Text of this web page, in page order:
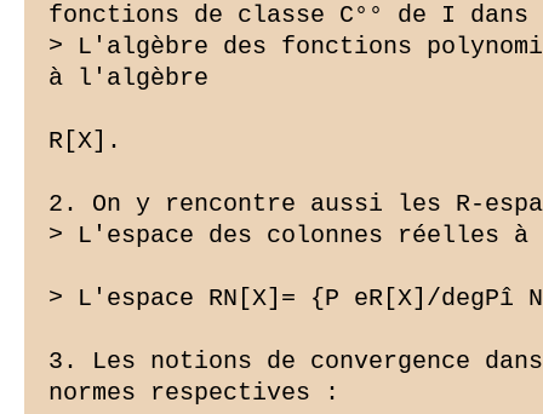
fonctions de classe C°° de I dans
> L'algèbre des fonctions
à l'algèbre
R[X].
2. On y rencontre aussi les R-
> L'espace des colonnes réelles
> L'espace RN[X]= {P eR[X]/degPî
3. Les notions de convergence
normes respectives :